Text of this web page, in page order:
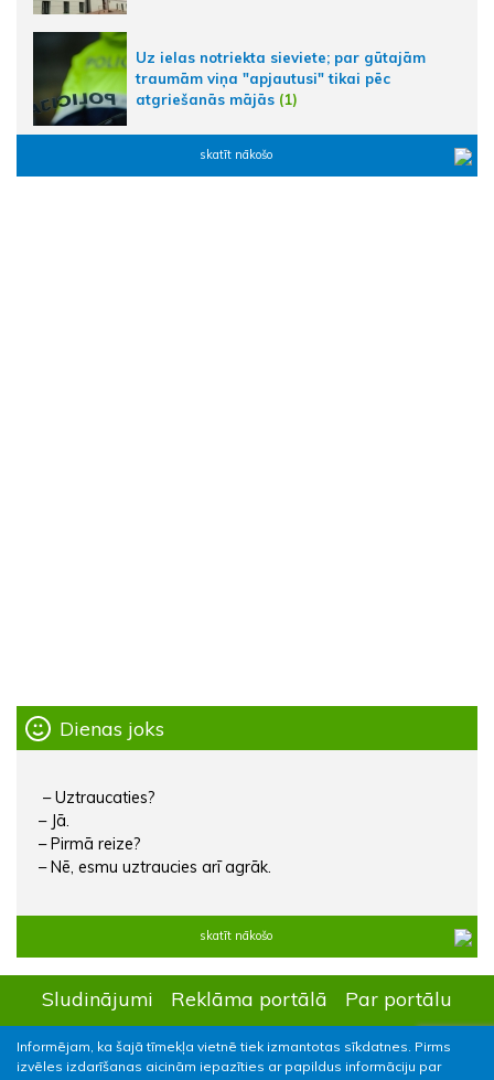
Informējam, ka šajā tīmekļa vietnē tiek izmantotas sīkdatnes. Pirms
izvēles izdarīšanas aicinām iepazīties ar papildus informāciju par
Uz ielas notriekta sieviete; par gūtajām
traumām viņa "apjautusi" tikai pēc
atgriešanās mājās (1)
skatīt nākošo
Dienas joks
– Uztraucaties?
– Jā.
– Pirmā reize?
– Nē, esmu uztraucies arī agrāk.
skatīt nākošo
Sludinājumi Reklāma portālā
Par portālu
Kontakti